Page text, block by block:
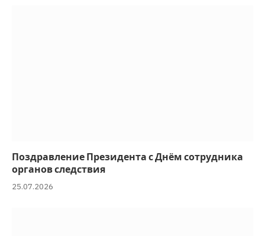
Поздравление Президента с Днём сотрудника
органов следствия
25.07.2026